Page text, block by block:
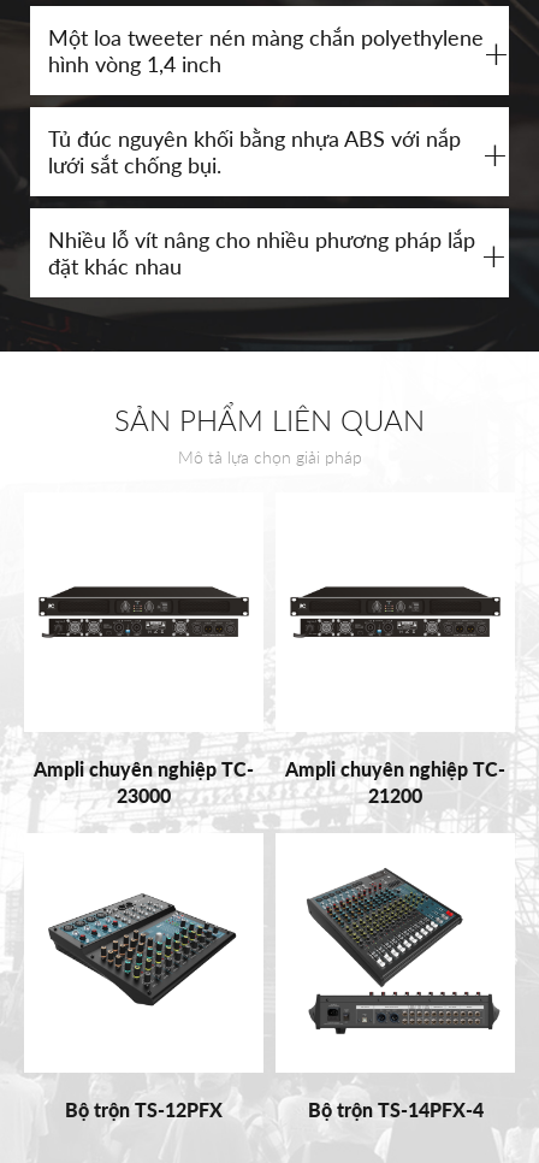
Một loa tweeter nén màng chắn polyethylene
hình vòng 1,4 inch
+
Tủ đúc nguyên khối bằng nhựa ABS với nắp
lưới sắt chống bụi.
+
Nhiều lỗ vít nâng cho nhiều phương pháp lắp
đặt khác nhau
+
SẢN PHẨM LIÊN QUAN
Mô tả lựa chọn giải pháp
Ampli chuyên nghiệp TC-
23000
Ampli chuyên nghiệp TC-
21200
Bộ trộn TS-12PFX Bộ trộn TS-14PFX-4